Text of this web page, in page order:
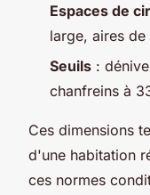
Espaces de
large, aires
Seuils :
chanfreins à
Ces dimensions
d'une habitation
ces normes